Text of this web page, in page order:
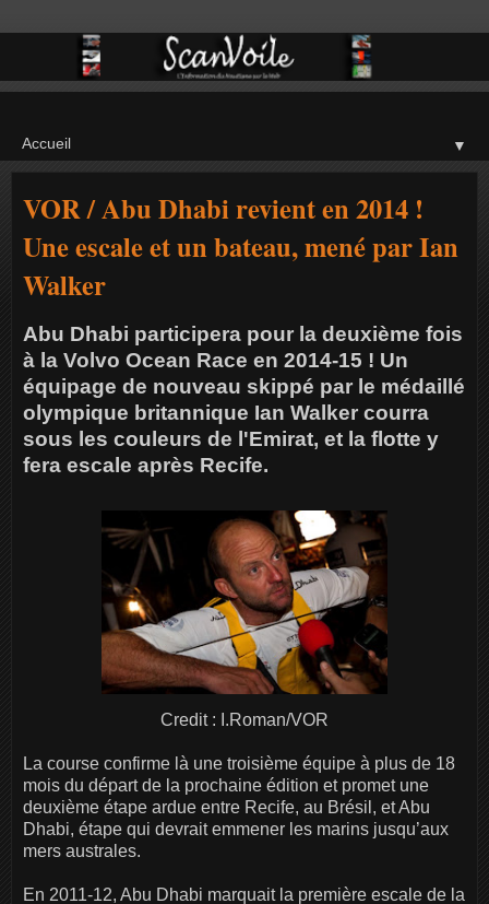
▼
VOR / Abu Dhabi revient en 2014 !
Une escale et un bateau, mené par Ian
Walker
Abu Dhabi participera pour la deuxième fois
à la Volvo Ocean Race en 2014-15 ! Un
équipage de nouveau skippé par le médaillé
olympique britannique Ian Walker courra
sous les couleurs de l'Emirat, et la flotte y
fera escale après Recife.
Credit : I.Roman/VOR
La course confirme là une troisième équipe à plus de 18
mois du départ de la prochaine édition et promet une
deuxième étape ardue entre Recife, au Brésil, et Abu
Dhabi, étape qui devrait emmener les marins jusqu’aux
mers australes.
En 2011-12, Abu Dhabi marquait la première escale de la